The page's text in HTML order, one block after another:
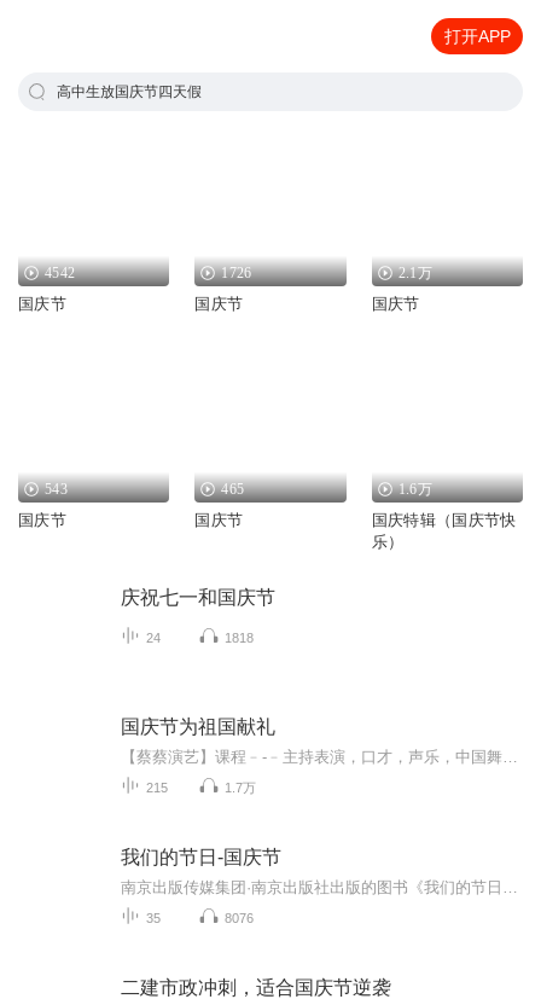
打开APP
高中生放国庆节四天假
4542
国庆节
1726
国庆节
2.1万
国庆节
543
国庆节
465
国庆节
1.6万
国庆特辑（国庆节快
乐）
庆祝七一和国庆节
24 1818
国庆节为祖国献礼
215 1.7万
我们的节日-国庆节
35 8076
二建市政冲刺，适合国庆节逆袭